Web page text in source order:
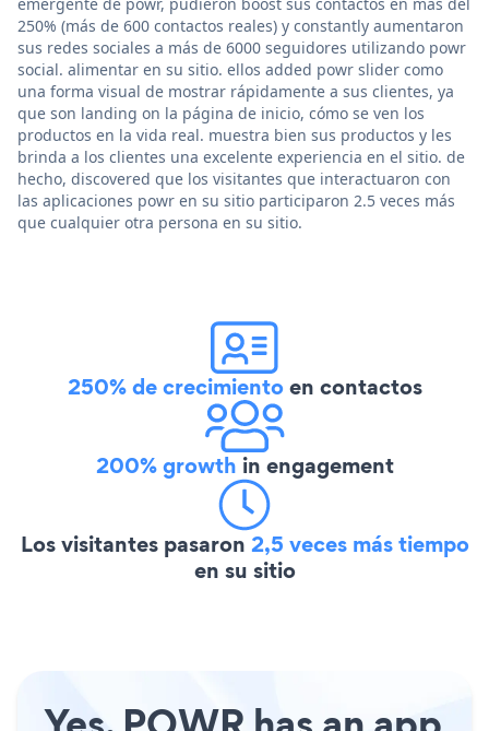
250% (más de 600 contactos reales) y constantly aumentaron
sus redes sociales a más de 6000 seguidores utilizando powr
social. alimentar en su sitio. ellos added powr slider como
una forma visual de mostrar rápidamente a sus clientes, ya
que son landing on la página de inicio, cómo se ven los
productos en la vida real. muestra bien sus productos y les
brinda a los clientes una excelente experiencia en el sitio. de
hecho, discovered que los visitantes que interactuaron con
las aplicaciones powr en su sitio participaron 2.5 veces más
que cualquier otra persona en su sitio.
250% de crecimientoen contactos
200% growth in engagement
Los visitantes pasaron 2,5 veces más tiempo
en su sitio